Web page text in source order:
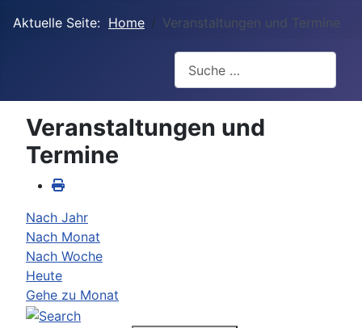
Aktuelle Seite: Home Veranstaltungen und Termine
Veranstaltungen und
Termine
Nach Jahr
Nach Monat
Nach Woche
Heute
Gehe zu Monat